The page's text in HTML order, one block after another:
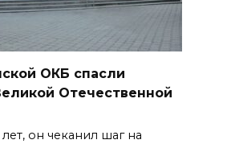
ОКБ спасли
Отечественной
он чеканил шаг на